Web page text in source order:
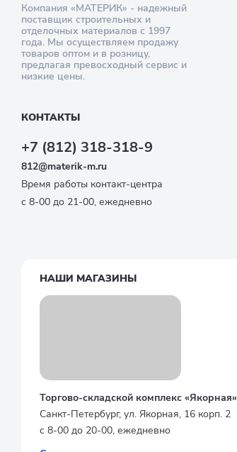
Компания «МАТЕРИК» - надежный
поставщик строительных и
отделочных материалов с 1997
года. Мы осуществляем продажу
товаров оптом и в розницу,
предлагая превосходный сервис и
низкие цены.
КОНТАКТЫ
+7 (812) 318-318-9
812@materik-m.ru
Время работы контакт-центра
с 8-00 до 21-00, ежедневно
НАШИ МАГАЗИНЫ
Торгово-складской комплекс «Якорная»
Санкт-Петербург, ул. Якорная, 16 корп. 2
с 8-00 до 20-00, ежедневно